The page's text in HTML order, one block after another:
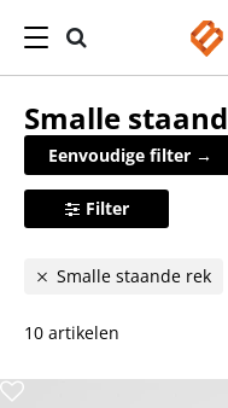
Smalle
Eenvoudige filter →
Filter
Smalle staande rek
10 artikelen